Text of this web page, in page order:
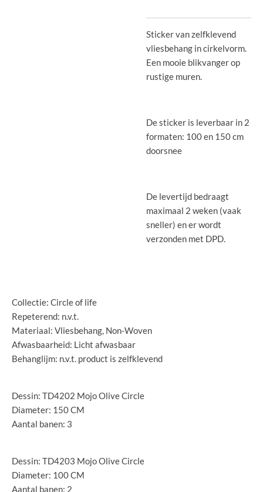
Sticker van zelfklevend
vliesbehang in cirkelvorm.
Een mooie blikvanger op
rustige muren.
De sticker is leverbaar in 2
formaten: 100 en 150 cm
doorsnee
De levertijd bedraagt
maximaal 2 weken (vaak
sneller) en er wordt
verzonden met DPD.
Collectie: Circle of life
Repeterend: n.v.t.
Materiaal: Vliesbehang, Non-Woven
Afwasbaarheid: Licht afwasbaar
Behanglijm: n.v.t. product is zelfklevend
Dessin: TD4202 Mojo Olive Circle
Diameter: 150 CM
Aantal banen: 3
Dessin: TD4203 Mojo Olive Circle
Diameter: 100 CM
Aantal banen: 2